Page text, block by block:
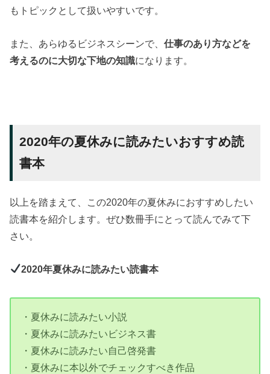
もトピックとして扱いやすいです。
また、あらゆるビジネスシーンで、仕事のあり方などを
考えるのに大切な下地の知識になります。
2020年の夏休みに読みたいおすすめ読
書本
以上を踏まえて、この2020年の夏休みにおすすめしたい
読書本を紹介します。ぜひ数冊手にとって読んでみて下
さい。
2020年夏休みに読みたい読書本
・夏休みに読みたい小説
・夏休みに読みたいビジネス書
・夏休みに読みたい自己啓発書
・夏休みに本以外でチェックすべき作品